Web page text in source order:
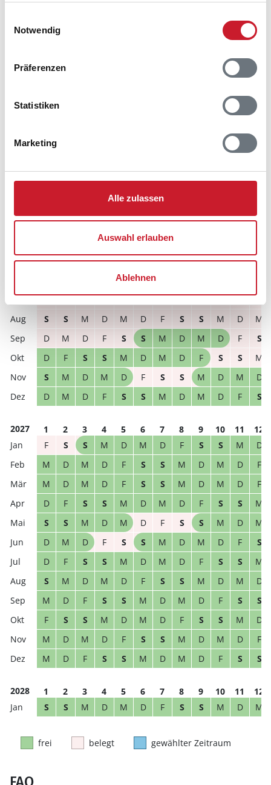
Notwendig
Präferenzen
Statistiken
Marketing
Alle zulassen
Auswahl erlauben
Ablehnen
Anreisetag im Belegungskalender anklicken
Bitte beachten Sie, dass sich bei Änderungen des
Hausbeschreibung und/oder der Ausstattung ergeben
frei belegt gewählter Zeitraum
5 6
M
D F S S M D M D F S
S
S M D M D F S S M D
M
D
M D F S S M D M D F
S
D
F S S M D M D F S S
M
S
M D M D F S S M D M
D
D
M D F S S M D M D F S
2027 1 2 3 4 5 6 7 8 9 10 11
12
F
S S M D M D F S S M
D
M
D M D F S S M D M D
F
M
D M D F S S M D M D
F
D
F S S M D M D F S S
M
S
S M D M D F S S M D
M
D
M D F S S M D M D F
S
D
F S S M D M D F S S
M
S
M D M D F S S M D M
D
M
D F S S M D M D F S
S
F
S S M D M D F S S M
D
M
D M D F S S M D M D
F
M
D F S S M D M D F S S
2028 1 2 3 4 5 6 7 8 9 10 11
12
S
S M D M D F S S M D M
frei belegt gewählter Zeitraum